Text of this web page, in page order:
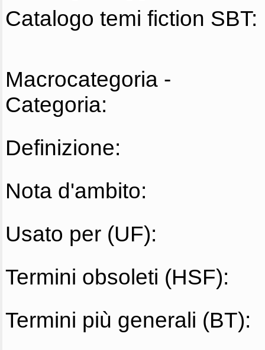
Catalogo temi fiction SBT:
Macrocategoria -
Categoria:
Definizione:
Nota d'ambito:
Usato per (UF):
Termini obsoleti (HSF):
Termini più generali (BT):